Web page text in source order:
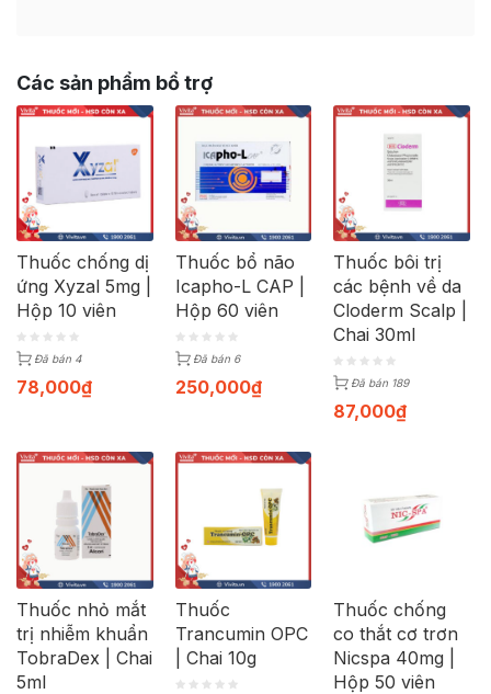
Các sản phẩm bổ trợ
Thuốc chống dị
ứng Xyzal 5mg |
Hộp 10 viên
Đã bán 4
78,000₫
Thuốc bổ não
Icapho-L CAP |
Hộp 60 viên
Đã bán 6
250,000₫
Thuốc bôi trị
các bệnh về da
Cloderm Scalp |
Chai 30ml
Đã bán 189
87,000₫
Thuốc nhỏ mắt
trị nhiễm khuẩn
TobraDex | Chai
5ml
Thuốc
Trancumin OPC
| Chai 10g
Thuốc chống
co thắt cơ trơn
Nicspa 40mg |
Hộp 50 viên